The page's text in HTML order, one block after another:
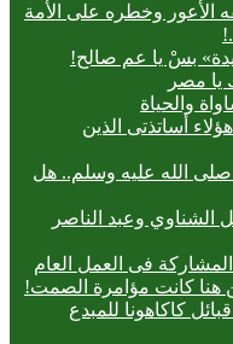
الأعور وخطره على الأمة
يا مصر
والحياة
أساتذتى الذين
صلى الله عليه وسلم.. هل
الشناوي وعبد الناصر
فى العمل العام
هنا كانت مؤامرة الصمت!
كاكاهونا للمبدع